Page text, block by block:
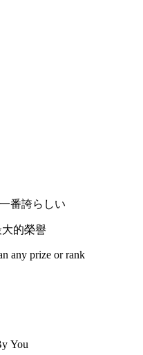
番誇らしい
的榮譽
any prize or rank
You